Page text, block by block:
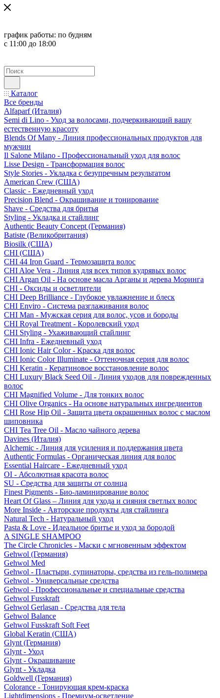
график работы: по будням
с 11:00 до 18:00
Каталог
Все бренды
Alfaparf (Италия)
Semi di Lino - Уход за волосами, подчеркивающий вашу
естественную красоту
Blends Of Many - Линия профессиональных продуктов для
мужчин
Il Salone Milano - Профессиональный уход для волос
Lisse Design - Трансформация волос
Style Stories - Укладка с безупречным результатом
American Crew (США)
Classic - Ежедневный уход
Precision Blend - Окрашивание и тонирование
Shave - Средства для бритья
Styling - Укладка и стайлинг
Authentic Beauty Concept (Германия)
Batiste (Великобритания)
Biosilk (США)
CHI (США)
CHI 44 Iron Guard - Термозащита волос
CHI Aloe Vera - Линия для всех типов кудрявых волос
CHI Argan Oil - На основе масла Арганы и дерева Моринга
CHI - Оксиды и осветлители
CHI Deep Brilliance - Глубокое увлажнение и блеск
CHI Enviro - Система разглаживания волос
CHI Man - Мужская серия для волос, усов и бороды
CHI Royal Treatment - Королевский уход
CHI Styling - Ухаживающий стайлинг
CHI Infra - Ежедневный уход
CHI Ionic Hair Color - Краска для волос
CHI Ionic Color Illuminate - Оттеночная серия для волос
CHI Keratin - Кератиновое восстановление волос
CHI Luxury Black Seed Oil - Линия уходов для поврежденных
волос
CHI Magnified Volume - Для тонких волос
CHI Olive Organics - На основе натуральных ингредиентов
CHI Rose Hip Oil - Защита цвета окрашенных волос с маслом
шиповника
CHI Tea Tree Oil - Масло чайного дерева
Davines (Италия)
Alchemic - Линия для усиления и поддержания цвета
Authentic Formulas - Органическая линия для волос
Essential Haircare - Eжедневный уход
OI - Абсолютная красота волос
SU - Средства для защиты от солнца
Finest Pigments - Био-ламинирование волос
Heart Of Glass – Линия для ухода и сияния светлых волос
More Inside - Авторские продукты для стайлинга
Natural Tech - Натуральный уход
Pasta & Love - Идеальное бритье и уход за бородой
A SINGLE SHAMPOO
The Circle Chronicles - Маски с мгновенным эффектом
Gehwol (Германия)
Gehwol Med
Gehwol - Пластыри, супинаторы, средства из гель-полимера
Gehwol - Универсальные средства
Gehwol - Профессиональные и специальные средства
Gehwol Fusskraft
Gehwol Gerlasan - Средства для тела
Gehwol Balance
Gehwol Fusskraft Soft Feet
Global Keratin (США)
Glynt (Германия)
Glynt - Уход
Glynt - Окрашивание
Glynt - Укладка
Goldwell (Германия)
Colorance - Тонирующая крем-краска
Lightdimensions - Премиум-осветление